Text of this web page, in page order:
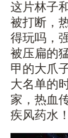
这片林子
被打断，
得玩吗，
被压扁的
甲的大爪
大名单的
家，热血
疾风药水！